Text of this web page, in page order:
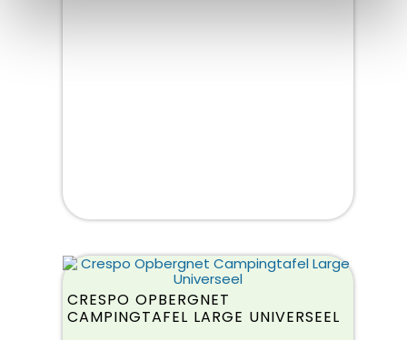
CRESPO OPBERGNET
CAMPINGTAFEL LARGE UNIVERSEEL